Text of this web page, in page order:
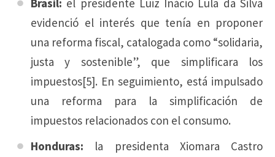
Brasil: el presidente Luiz Inácio Lula da Silva
evidenció el interés que tenía en proponer
una reforma fiscal, catalogada como “solidaria,
justa y sostenible”, que simplificara los
impuestos[5]. En seguimiento, está impulsado
una reforma para la simplificación de
impuestos relacionados con el consumo.
Honduras: la presidenta Xiomara Castro